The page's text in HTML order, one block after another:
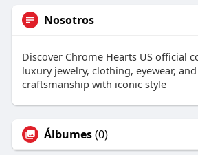
Nosotros
Discover Chrome Hearts US official
luxury jewelry, clothing, eyewear,
craftsmanship with iconic style
Álbumes(0)